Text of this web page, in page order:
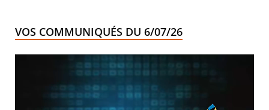
VOS COMMUNIQUÉS DU 6/07/26